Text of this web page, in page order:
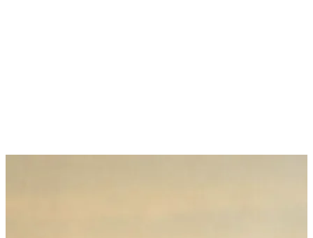
Investition sein.